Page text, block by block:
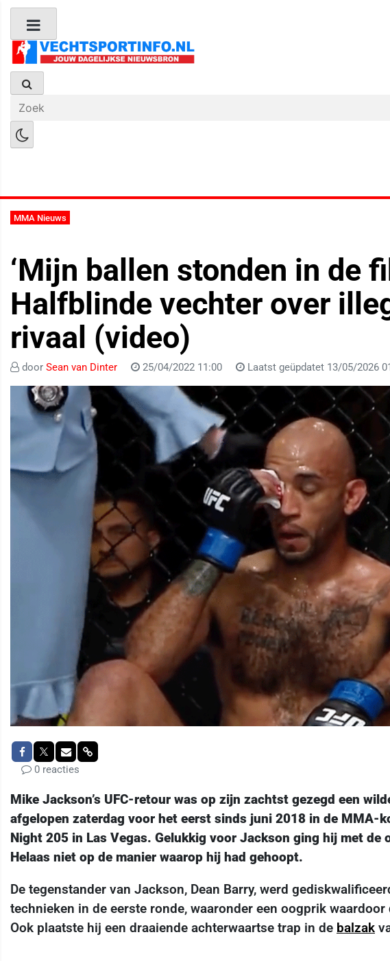
MMA Nieuws
‘Mijn ballen stonden in de
Halfblinde vechter over
rivaal (video)
door Sean van Dinter 25/04/2022 11:00 Laatst geüpdatet 13/05/2026
0 reacties
Mike Jackson’s UFC-retour was op zijn zachtst gezegd een
afgelopen zaterdag voor het eerst sinds juni 2018 in de MMA-
Night 205 in Las Vegas. Gelukkig voor Jackson ging hij met de
Helaas niet op de manier waarop hij had gehoopt.
De tegenstander van Jackson, Dean Barry, werd
technieken in de eerste ronde, waaronder een oogprik
Ook plaatste hij een draaiende achterwaartse trap in de balzak